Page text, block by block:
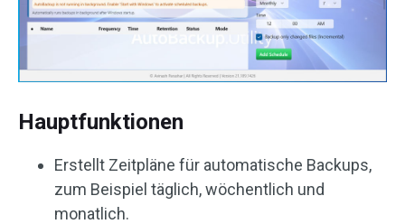
Hauptfunktionen
Erstellt Zeitpläne für automatische Backups,
zum Beispiel täglich, wöchentlich und
monatlich.